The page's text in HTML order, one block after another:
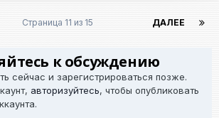
ДАЛЕЕ
Страница 11 из 15
к обсуждению
сейчас и зарегистрироваться позже.
авторизуйтесь, чтобы опубликовать